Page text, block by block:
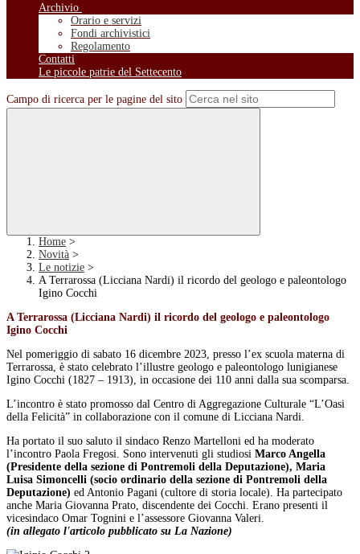
Archivio
Orario e servizi
Fondi archivistici
Regolamento
Contatti
Le piccole patrie del Settecento
Campo di ricerca per le pagine del sito
Home >
Novità >
Le notizie >
A Terrarossa (Licciana Nardi) il ricordo del geologo e paleontologo
Igino Cocchi
A Terrarossa (Licciana Nardi) il ricordo del geologo e paleontologo
Igino Cocchi
Nel pomeriggio di sabato 16 dicembre 2023, presso l’ex scuola materna di
Terrarossa, è stato celebrato l’illustre geologo e paleontologo lunigianese
Igino Cocchi (1827 – 1913), in occasione dei 110 anni dalla sua scomparsa.
L’incontro è stato promosso dal Centro di Aggregazione Culturale “L’Oasi
della Felicità” in collaborazione con il comune di Licciana Nardi.
Ha portato il suo saluto il sindaco Renzo Martelloni ed ha moderato
l’incontro Paola Fregosi. Sono intervenuti gli studiosi Marco Angella
(Presidente della sezione di Pontremoli della Deputazione), Maria
Luisa Simoncelli (socio ordinario della sezione di Pontremoli della
Deputazione) ed Antonio Pagani (cultore di storia locale). Ha partecipato
anche Maria Giovanna Prato, discendente dei Cocchi. Erano presenti il
vicesindaco Omar Tognini e l’assessore Giovanna Valeri.
(in allegato l'articolo pubblicato su La Nazione)